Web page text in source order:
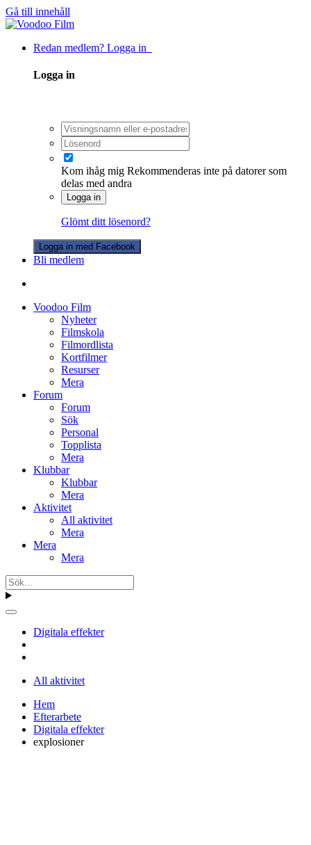
Gå till innehåll
Redan medlem? Logga in
Logga in
Kom ihåg mig Rekommenderas inte på datorer som
delas med andra
Logga in
Glömt ditt lösenord?
Logga in med Facebook
Bli medlem
Voodoo Film
Nyheter
Filmskola
Filmordlista
Kortfilmer
Resurser
Mera
Forum
Forum
Sök
Personal
Topplista
Mera
Klubbar
Klubbar
Mera
Aktivitet
All aktivitet
Mera
Mera
Mera
Digitala effekter
All aktivitet
Hem
Efterarbete
Digitala effekter
explosioner